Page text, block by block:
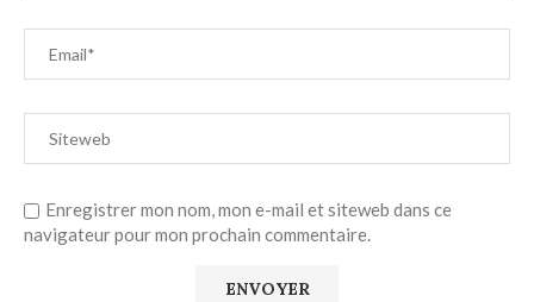
Enregistrer mon nom, mon e-mail et siteweb dans ce
navigateur pour mon prochain commentaire.